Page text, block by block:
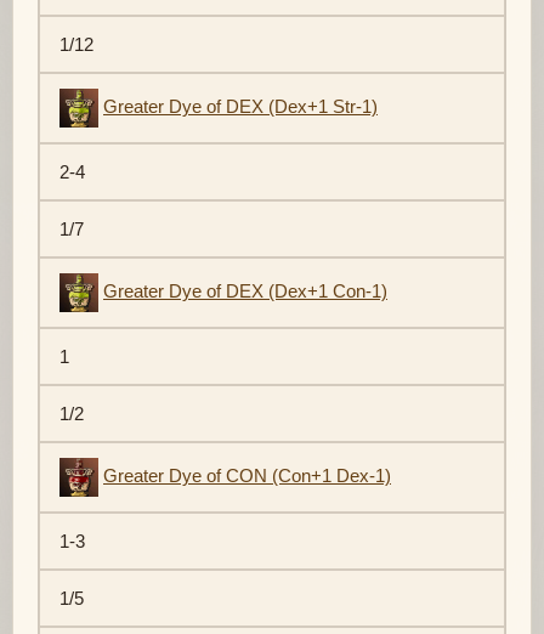
1/12
Greater Dye of DEX (Dex+1 Str-1)
2-4
1/7
Greater Dye of DEX (Dex+1 Con-1)
1
1/2
Greater Dye of CON (Con+1 Dex-1)
1-3
1/5